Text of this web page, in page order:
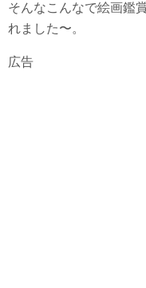
そんなこんなで絵画鑑
れました〜。
広告